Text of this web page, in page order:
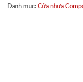
Danh mục: Cửa nhựa